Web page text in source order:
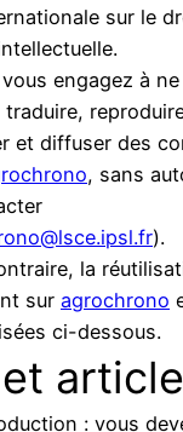
sur le
engagez à
et diffuser des
, sans
).
la
sur agrochrono
ci-dessous.
: vous